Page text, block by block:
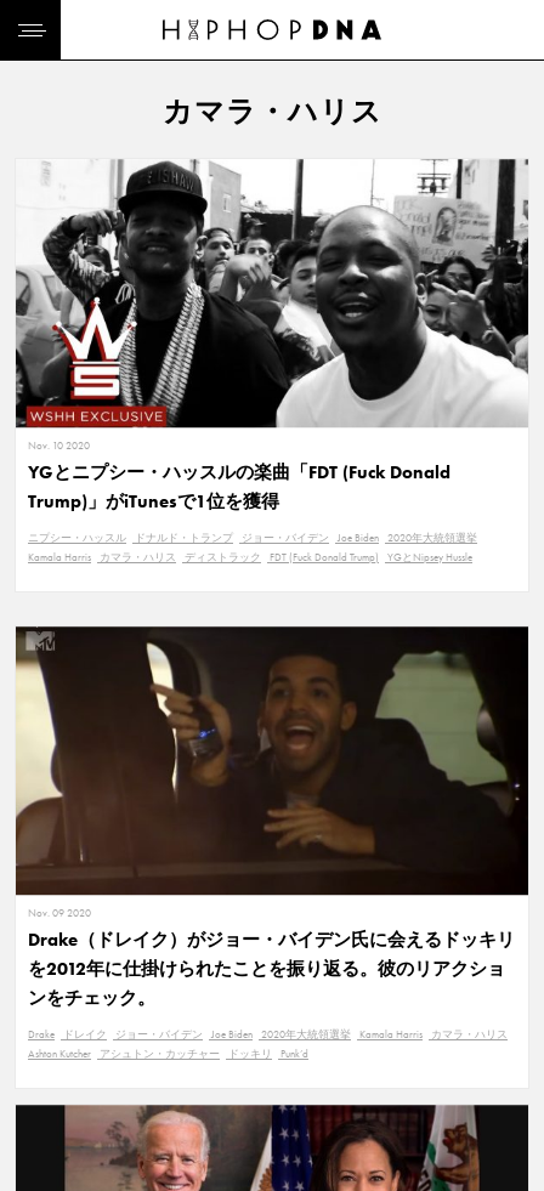
カマラ・ハリス
Nov. 10 2020
YGとニプシー・ハッスルの楽曲「FDT (Fuck Donald
Trump)」がiTunesで1位を獲得
ニプシー・ハッスル ドナルド・トランプ ジョー・バイデン Joe Biden 2020年大統領選挙
Kamala Harris
カマラ・ハリス ディストラック FDT (Fuck Donald Trump) YGとNipsey Hussle
Nov. 09 2020
Drake（ドレイク）がジョー・バイデン氏に会えるドッキリ
を2012年に仕掛けられたことを振り返る。彼のリアクショ
ンをチェック。
Drake ドレイク ジョー・バイデン Joe Biden 2020年大統領選挙 Kamala Harris
カマラ・ハリス
Ashton Kutcher
アシュトン・カッチャー ドッキリ Punk’d